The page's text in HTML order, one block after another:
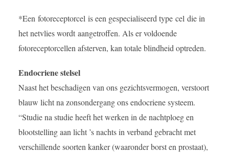
*Een fotoreceptorcel is een gespecialiseerd type cel die in
het netvlies wordt aangetroffen. Als er voldoende
fotoreceptorcellen afsterven, kan totale blindheid optreden.
Endocriene stelsel
Naast het beschadigen van ons gezichtsvermogen, verstoort
blauw licht na zonsondergang ons endocriene systeem.
“Studie na studie heeft het werken in de nachtploeg en
blootstelling aan licht ’s nachts in verband gebracht met
verschillende soorten kanker (waaronder borst en prostaat),